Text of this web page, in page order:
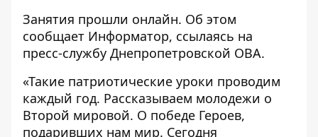
Занятия прошли онлайн. Об этом
сообщает Информатор, ссылаясь на
пресс-службу Днепропетровской ОВА.
«Такие патриотические уроки проводим
каждый год. Рассказываем молодежи о
Второй мировой. О победе Героев,
подаривших нам мир. Сегодня